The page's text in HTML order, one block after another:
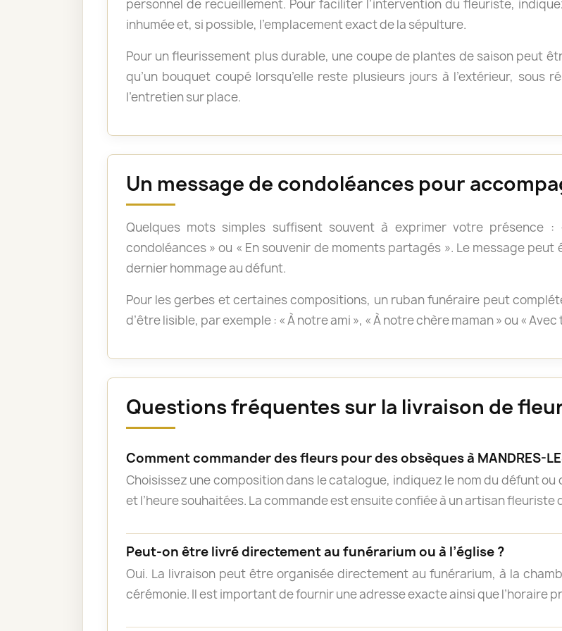
personnel de recueillement. Pour faciliter l’intervention du fleuriste,
inhumée et, si possible, l’emplacement exact de la sépulture.
Pour un fleurissement plus durable, une coupe de plantes de saison peut
qu’un bouquet coupé lorsqu’elle reste plusieurs jours à l’extérieur, sous
l’entretien sur place.
Un message de condoléances pour
Quelques mots simples suffisent souvent à exprimer votre présence
condoléances » ou « En souvenir de moments partagés ». Le message
dernier hommage au défunt.
Pour les gerbes et certaines compositions, un ruban funéraire peut
d’être lisible, par exemple : « À notre ami », « À notre chère maman » ou «
Questions fréquentes sur la livraison de
Comment commander des fleurs pour des obsèques à MANDRES-
Choisissez une composition dans le catalogue, indiquez le nom du défunt ou
et l’heure souhaitées. La commande est ensuite confiée à un artisan
Peut-on être livré directement au funérarium ou à l’église ?
Oui. La livraison peut être organisée directement au funérarium, à la
cérémonie. Il est important de fournir une adresse exacte ainsi que l’horaire